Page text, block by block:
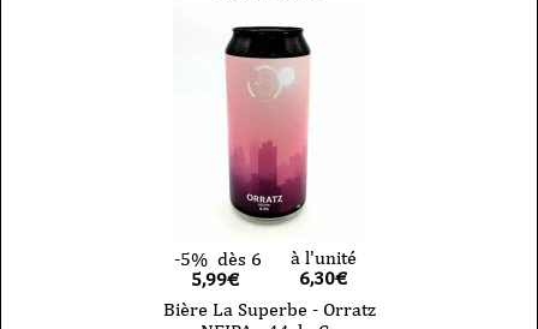
-5% dès 6
5,99€
à l'unité
6,30€
Bière La Superbe - Orratz